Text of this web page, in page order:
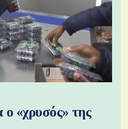
«χρυσός» της